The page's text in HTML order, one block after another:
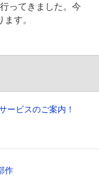
ってきました。今
す。
ービスのご案内！
作